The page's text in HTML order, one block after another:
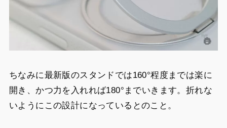
ちなみに最新版のスタンドでは160°程度までは楽に
開き、かつ力を入れれば180°までいきます。折れな
いようにこの設計になっているとのこと。